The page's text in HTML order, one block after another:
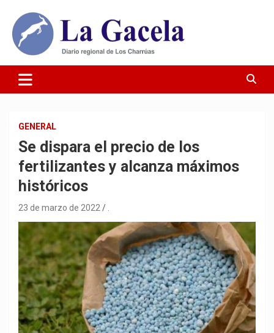
contenido
Diario La Gacela
GENERAL
Se dispara el precio de los
fertilizantes y alcanza máximos
históricos
23 de marzo de 2022